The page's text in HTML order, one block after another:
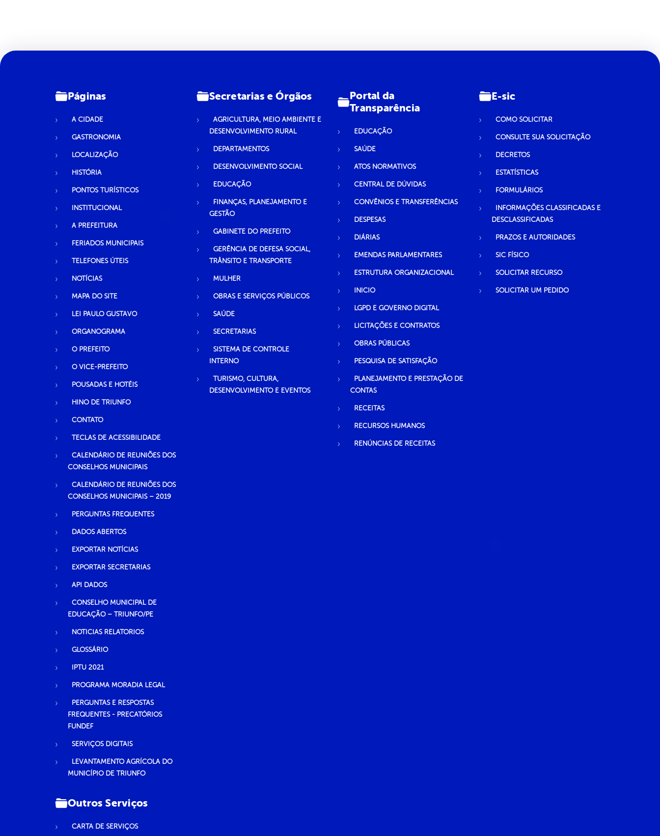
Páginas
A CIDADE
GASTRONOMIA
LOCALIZAÇÃO
HISTÓRIA
PONTOS TURÍSTICOS
INSTITUCIONAL
A PREFEITURA
FERIADOS MUNICIPAIS
TELEFONES ÚTEIS
NOTÍCIAS
MAPA DO SITE
LEI PAULO GUSTAVO
ORGANOGRAMA
O PREFEITO
O VICE-PREFEITO
POUSADAS E HOTÉIS
HINO DE TRIUNFO
CONTATO
TECLAS DE ACESSIBILIDADE
CALENDÁRIO DE REUNIÕES DOS
CONSELHOS MUNICIPAIS
CALENDÁRIO DE REUNIÕES DOS
CONSELHOS MUNICIPAIS – 2019
PERGUNTAS FREQUENTES
DADOS ABERTOS
EXPORTAR NOTÍCIAS
EXPORTAR SECRETARIAS
API DADOS
CONSELHO MUNICIPAL DE
EDUCAÇÃO – TRIUNFO/PE
NOTICIAS RELATORIOS
GLOSSÁRIO
IPTU 2021
PROGRAMA MORADIA LEGAL
PERGUNTAS E RESPOSTAS
FREQUENTES - PRECATÓRIOS
FUNDEF
SERVIÇOS DIGITAIS
LEVANTAMENTO AGRÍCOLA DO
MUNICÍPIO DE TRIUNFO
Secretarias e Órgãos
AGRICULTURA, MEIO AMBIENTE E
DESENVOLVIMENTO RURAL
DEPARTAMENTOS
DESENVOLVIMENTO SOCIAL
EDUCAÇÃO
FINANÇAS, PLANEJAMENTO E
GESTÃO
GABINETE DO PREFEITO
GERÊNCIA DE DEFESA SOCIAL,
TRÂNSITO E TRANSPORTE
MULHER
OBRAS E SERVIÇOS PÚBLICOS
SAÚDE
SECRETARIAS
SISTEMA DE CONTROLE
INTERNO
TURISMO, CULTURA,
DESENVOLVIMENTO E EVENTOS
Portal da
Transparência
EDUCAÇÃO
SAÚDE
ATOS NORMATIVOS
CENTRAL DE DÚVIDAS
CONVÊNIOS E TRANSFERÊNCIAS
DESPESAS
DIÁRIAS
EMENDAS PARLAMENTARES
ESTRUTURA ORGANIZACIONAL
INICIO
LGPD E GOVERNO DIGITAL
LICITAÇÕES E CONTRATOS
OBRAS PÚBLICAS
PESQUISA DE SATISFAÇÃO
PLANEJAMENTO E PRESTAÇÃO DE
CONTAS
RECEITAS
RECURSOS HUMANOS
RENÚNCIAS DE RECEITAS
E-sic
COMO SOLICITAR
CONSULTE SUA SOLICITAÇÃO
DECRETOS
ESTATÍSTICAS
FORMULÁRIOS
INFORMAÇÕES CLASSIFICADAS E
DESCLASSIFICADAS
PRAZOS E AUTORIDADES
SIC FÍSICO
SOLICITAR RECURSO
SOLICITAR UM PEDIDO
Outros Serviços
CARTA DE SERVIÇOS